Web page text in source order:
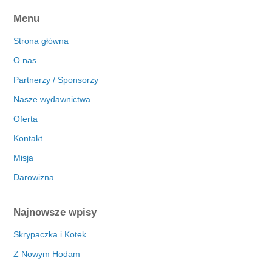
Menu
Strona główna
O nas
Partnerzy / Sponsorzy
Nasze wydawnictwa
Oferta
Kontakt
Misja
Darowizna
Najnowsze wpisy
Skrypaczka i Kotek
Z Nowym Hodam